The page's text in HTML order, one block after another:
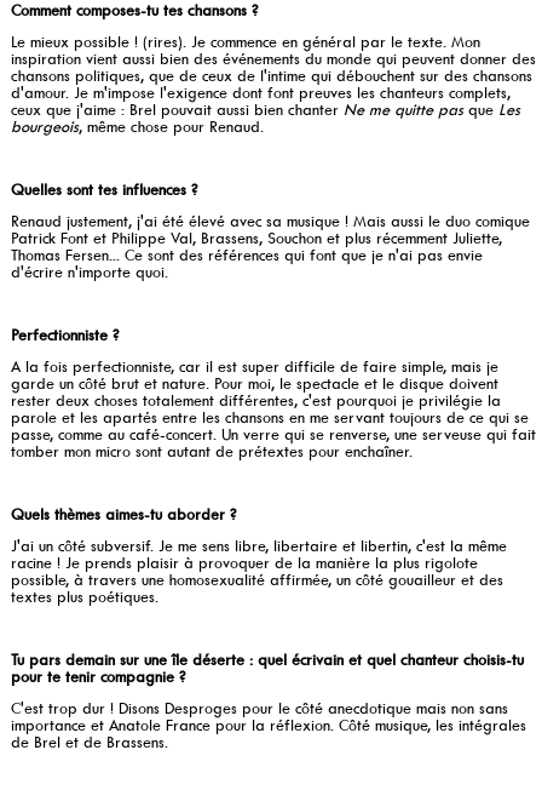
Comment composes-tu tes chansons ?
Le mieux possible ! (rires). Je commence en général par le texte. Mon
inspiration vient aussi bien des événements du monde qui peuvent donner des
chansons politiques, que de ceux de l'intime qui débouchent sur des chansons
d'amour. Je m'impose l'exigence dont font preuves les chanteurs complets,
ceux que j'aime : Brel pouvait aussi bien chanter Ne me quitte pasque Les
bourgeois, même chose pour Renaud.
Quelles sont tes influences ?
Renaud justement, j'ai été élevé avec sa musique ! Mais aussi le duo comique
Patrick Font et Philippe Val, Brassens, Souchon et plus récemment Juliette,
Thomas Fersen... Ce sont des références qui font que je n'ai pas envie
d'écrire n'importe quoi.
Perfectionniste ?
A la fois perfectionniste, car il est super difficile de faire simple, mais je
garde un côté brut et nature. Pour moi, le spectacle et le disque doivent
rester deux choses totalement différentes, c'est pourquoi je privilégie la
parole et les apartés entre les chansons en me servant toujours de ce qui se
passe, comme au café-concert. Un verre qui se renverse, une serveuse qui fait
tomber mon micro sont autant de prétextes pour enchaîner.
Quels thèmes aimes-tu aborder ?
J'ai un côté subversif. Je me sens libre, libertaire et libertin, c'est la même
racine ! Je prends plaisir à provoquer de la manière la plus rigolote
possible, à travers une homosexualité affirmée, un côté gouailleur et des
textes plus poétiques.
Tu pars demain sur une île déserte : quel écrivain et quel chanteur choisis-tu
pour te tenir compagnie ?
C'est trop dur ! Disons Desproges pour le côté anecdotique mais non sans
importance et Anatole France pour la réflexion. Côté musique, les intégrales
de Brel et de Brassens.